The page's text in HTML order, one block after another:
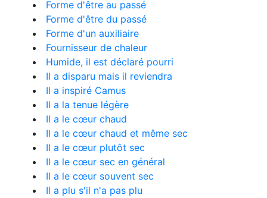
Forme d'être au passé
Forme d'être du passé
Forme d'un auxiliaire
Fournisseur de chaleur
Humide, il est déclaré pourri
Il a disparu mais il reviendra
Il a inspiré Camus
Il a la tenue légère
Il a le cœur chaud
Il a le cœur chaud et même sec
Il a le cœur plutôt sec
Il a le cœur sec en général
Il a le cœur souvent sec
Il a plu s'il n'a pas plu